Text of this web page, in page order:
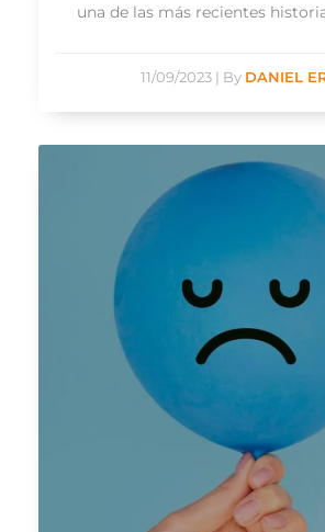
una de las más recientes
11/09/2023 | By DANIEL